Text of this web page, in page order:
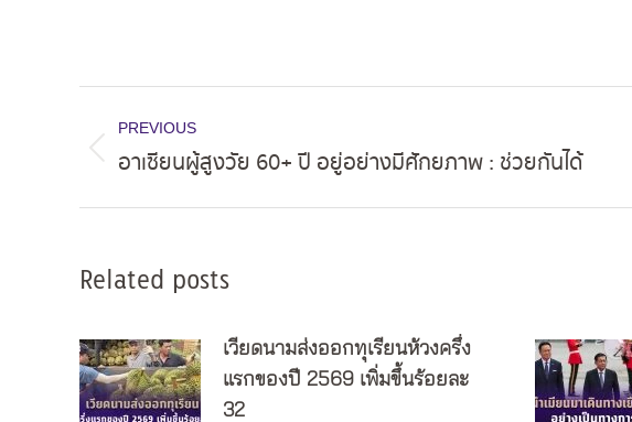
navigation
PREVIOUS
Previous
อาเซียนผู้สูงวัย 60+ ปี อยู่อย่างมีศักยภาพ : ช่วยกันได้
Related posts
เวียดนามส่งออกทุเรียนห้วงครึ่ง
แรกของปี 2569 เพิ่มขึ้นร้อยละ
32